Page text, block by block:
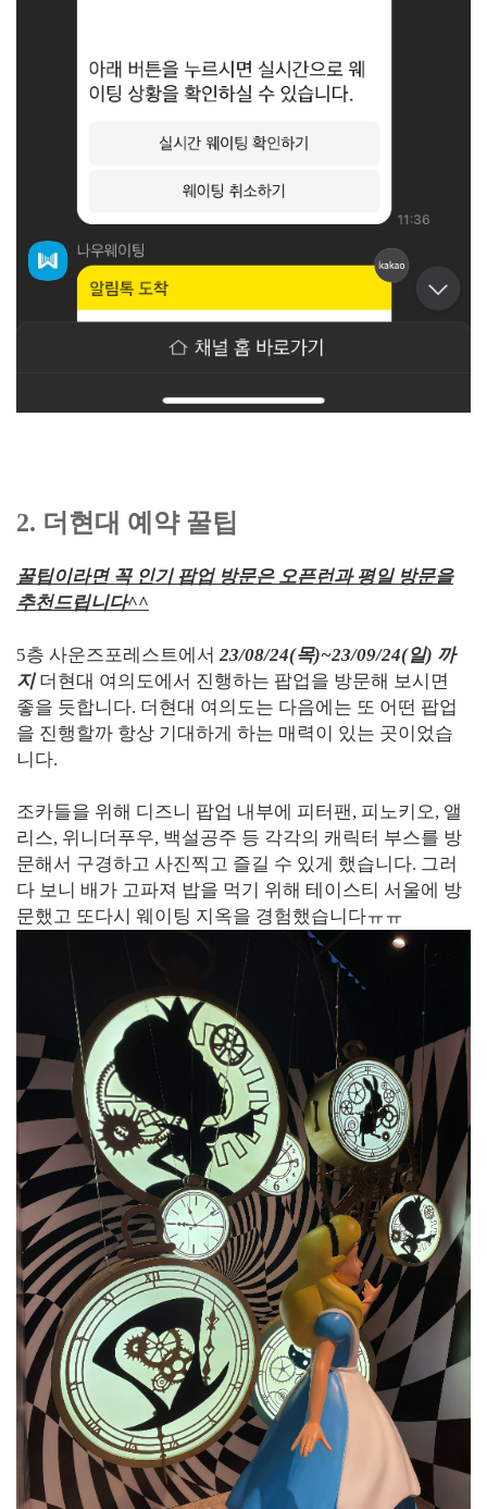
2. 더현대 예약 꿀팁
꿀팁이라면 꼭 인기 팝업 방문은 오픈런과 평일 방문을
추천드립니다^^
5층 사운즈포레스트에서 23/08/24(목)~23/09/24(일) 까
지 더현대 여의도에서 진행하는 팝업을 방문해 보시면
좋을 듯합니다. 더현대 여의도는 다음에는 또 어떤 팝업
을 진행할까 항상 기대하게 하는 매력이 있는 곳이었습
니다.
조카들을 위해 디즈니 팝업 내부에 피터팬, 피노키오, 앨
리스, 위니더푸우, 백설공주 등 각각의 캐릭터 부스를 방
문해서 구경하고 사진찍고 즐길 수 있게 했습니다. 그러
다 보니 배가 고파져 밥을 먹기 위해 테이스티 서울에 방
문했고 또다시 웨이팅 지옥을 경험했습니다ㅠㅠ